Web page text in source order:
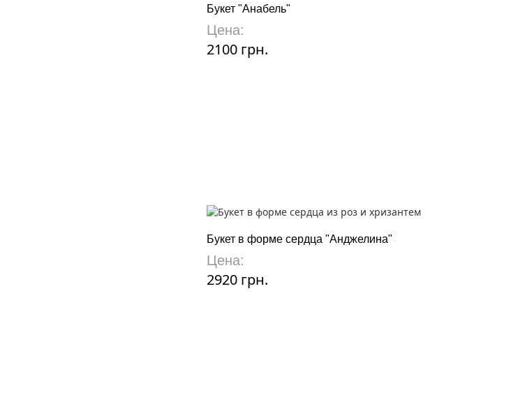
Букет "Анабель"
Цена:
2100 грн.
Букет в форме сердца "Анджелина"
Цена:
2920 грн.